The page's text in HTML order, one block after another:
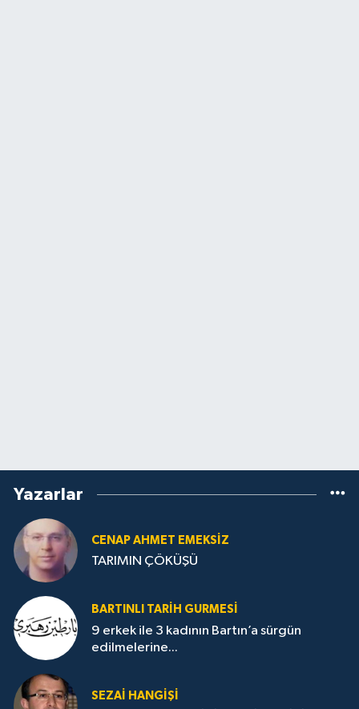
Yazarlar
CENAP AHMET EMEKSİZ
TARIMIN ÇÖKÜŞÜ
BARTINLI TARIH GURMESI
9 erkek ile 3 kadının Bartın’a sürgün
edilmelerine...
SEZAI HANGİŞİ